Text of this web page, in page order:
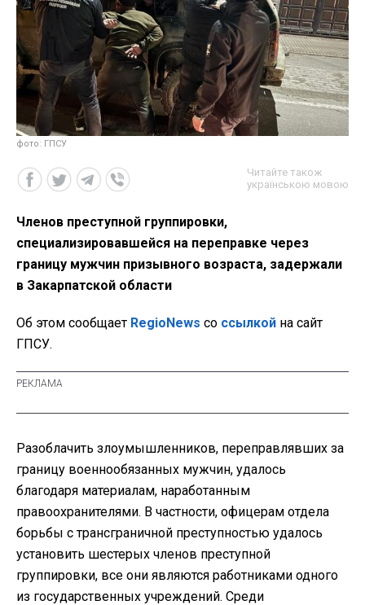
фото: ГПСУ
Читайте також
українською мовою
Членов преступной группировки,
специализировавшейся на переправке через
границу мужчин призывного возраста, задержали
в Закарпатской области
Об этом сообщает RegioNews со ссылкой на сайт
ГПСУ.
Разоблачить злоумышленников, переправлявших за
границу военнообязанных мужчин, удалось
благодаря материалам, наработанным
правоохранителями. В частности, офицерам отдела
борьбы с трансграничной преступностью удалось
установить шестерых членов преступной
группировки, все они являются работниками одного
из государственных учреждений. Среди